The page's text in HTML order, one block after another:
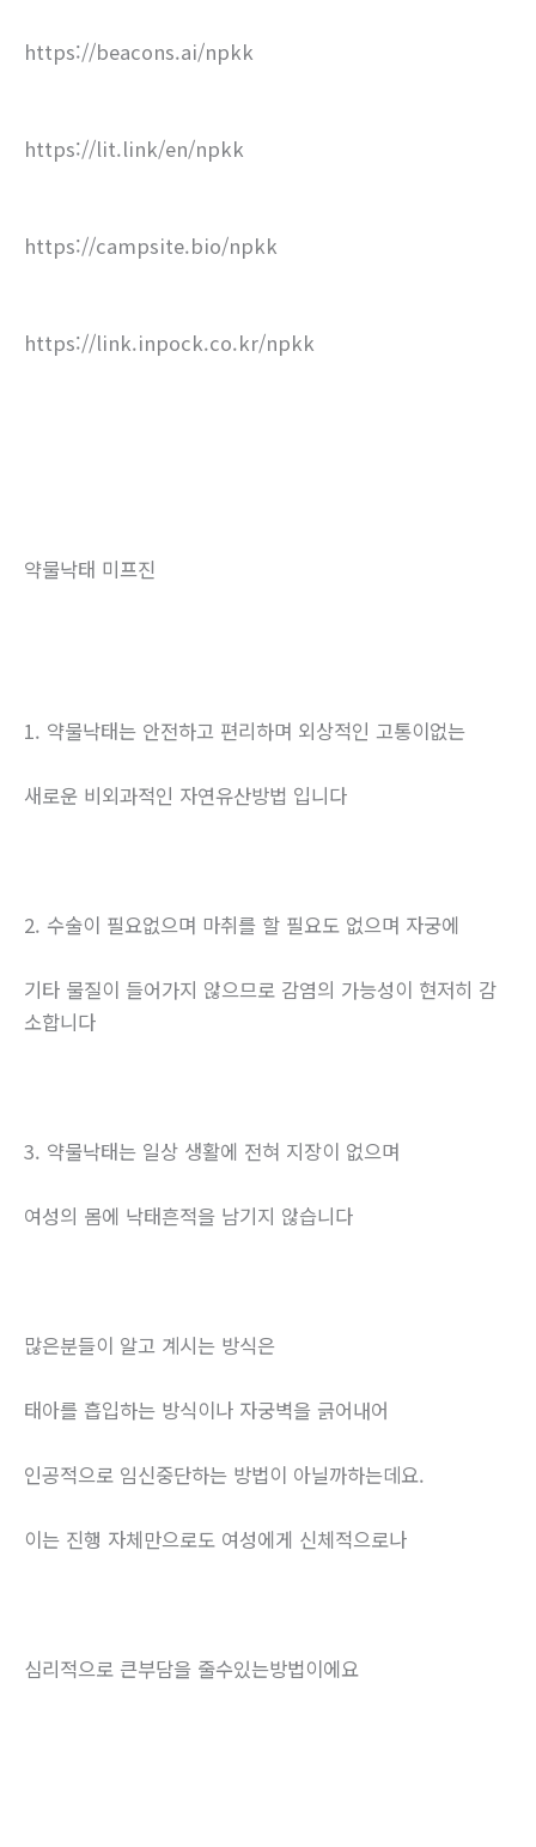
https://beacons.ai/npkk
https://lit.link/en/npkk
https://campsite.bio/npkk
https://link.inpock.co.kr/npkk
약물낙태 미프진
1. 약물낙태는 안전하고 편리하며 외상적인 고통이없는
새로운 비외과적인 자연유산방법 입니다
2. 수술이 필요없으며 마취를 할 필요도 없으며 자궁에
기타 물질이 들어가지 않으므로 감염의 가능성이 현저히 감
소합니다
3. 약물낙태는 일상 생활에 전혀 지장이 없으며
여성의 몸에 낙태흔적을 남기지 않습니다
많은분들이 알고 계시는 방식은
태아를 흡입하는 방식이나 자궁벽을 긁어내어
인공적으로 임신중단하는 방법이 아닐까하는데요.
이는 진행 자체만으로도 여성에게 신체적으로나
심리적으로 큰부담을 줄수있는방법이에요